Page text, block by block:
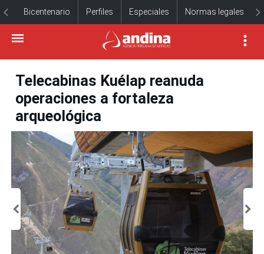
Bicentenario Perfiles Especiales Normas legales
Telecabinas Kuélap reanuda
operaciones a fortaleza
arqueológica